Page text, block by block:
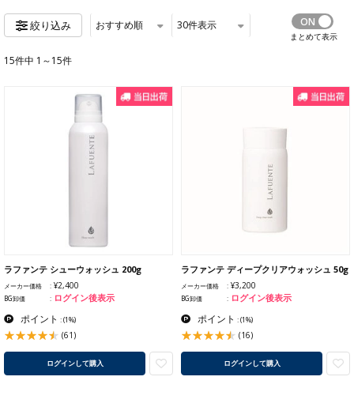
絞り込み おすすめ順 30件表示
まとめて表示
15件中 1～15件
ラファンテ シューウォッシュ 200g
メーカー価格 ¥2,400
BG卸価 ログイン後表示
ポイント :(1%)
(61)
ログインして購入
ラファンテ ディープクリアウォッシュ 50g
メーカー価格 ¥3,200
BG卸価 ログイン後表示
ポイント :(1%)
(16)
ログインして購入